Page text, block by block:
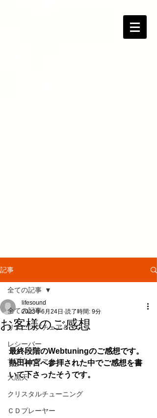
記事
全ての記事
リスニングチェア＆ソファ
レシーバー
サブウーファー
大黒天
クリスタルチューニング
ＣＤプレーヤー
全ての記事
お客様のご感想
lifesound
2023年6月24日 読了時間: 9分
最終段階のWebtuningのご感想です。
熱田神宮へ参拝された中でご感想を書
いて下さったそうです。